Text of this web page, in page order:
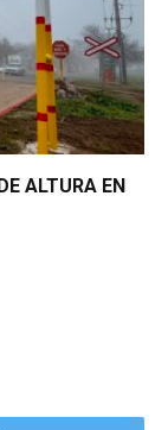
ALTURA EN